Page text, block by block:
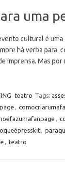
uma
cultural é uma
há verba para
imprensa. Mas por
teatro Tags:
,
,
oqueépresskit,
, teatro